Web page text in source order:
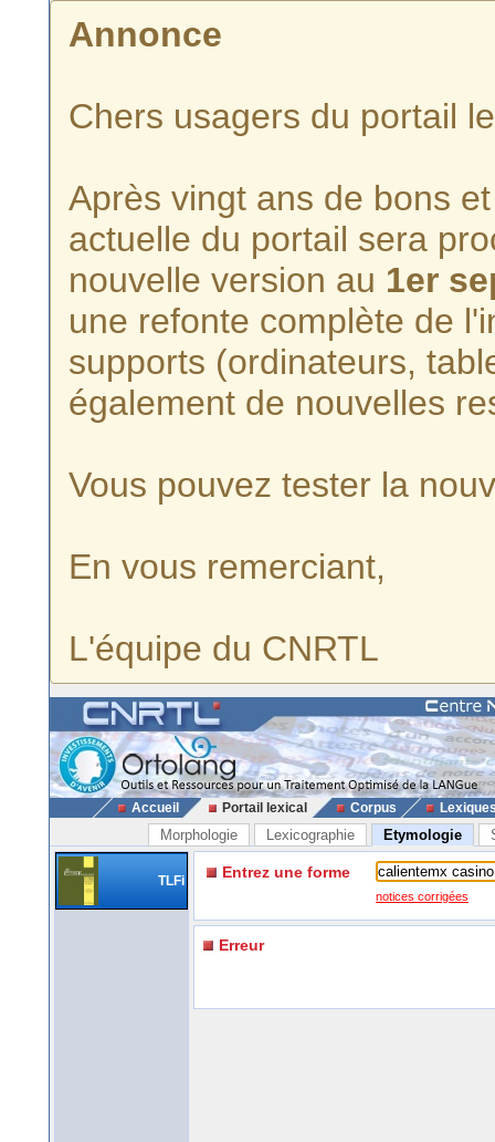
Annonce
Chers usagers du portail
Après vingt ans de bons
actuelle du portail sera
nouvelle version au 1er
une refonte complète de
supports (ordinateurs,
également de nouvelles
Vous pouvez tester la
En vous remerciant,
L'équipe du CNRTL
Accueil Portail lexical Corpus
Morphologie Lexicographie Etymologie
TLFi Entrez une forme
notices corrigées
Erreur